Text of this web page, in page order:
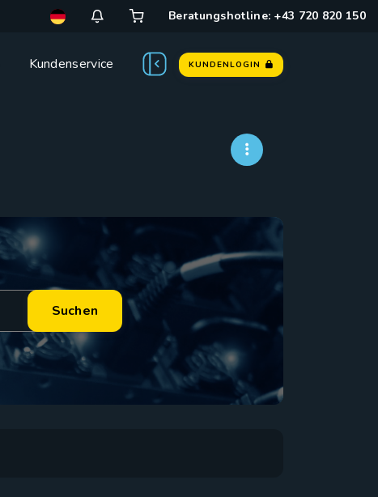
Beratungshotline: +43 720 820 150
Kundenservice KUNDENLOGIN